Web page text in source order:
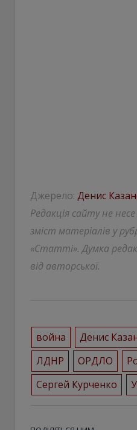
Джерело: Денис
Редакція сайту не
зміст матеріалів у
«Статті». Думка
від авторської.
война Денис
ЛДНР
ОРДЛО
Сергей Курченко